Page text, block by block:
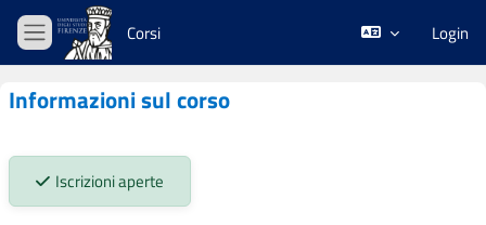
Vai al contenuto principale
Pannello laterale
Corsi Login
Informazioni sul corso
Stato iscrizioni:
Iscrizioni aperte